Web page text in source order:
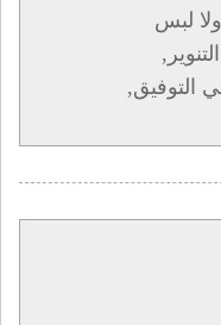
لبس
التوفيق,